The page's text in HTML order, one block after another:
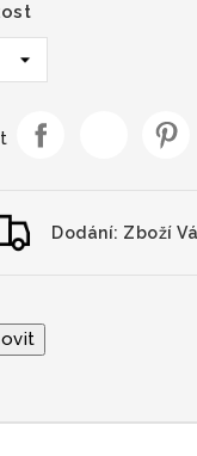
Dodání: Zboží